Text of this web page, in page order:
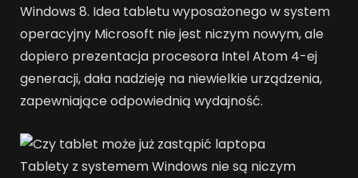
Windows 8. Idea tabletu wyposażonego w system
operacyjny Microsoft nie jest niczym nowym, ale
dopiero prezentacja procesora Intel Atom 4-ej
generacji, dała nadzieję na niewielkie urządzenia,
zapewniające odpowiednią wydajność.
Tablety z systemem Windows nie są niczym